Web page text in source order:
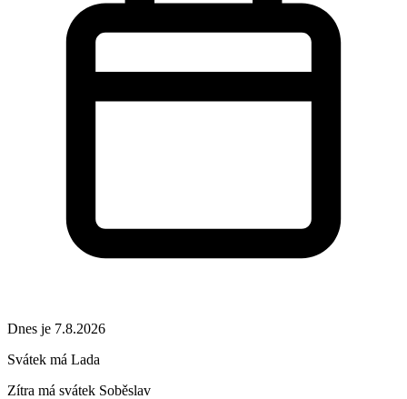
Dnes je 7.8.2026
Svátek má Lada
Zítra má svátek Soběslav